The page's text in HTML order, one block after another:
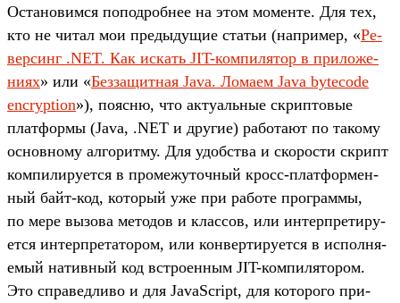
Ос­тановим­ся попод­робнее на этом момен­те. Для тех,
кто не читал мои пре­дыду­щие статьи (нап­ример, «Ре­
вер­синг .NET. Как искать JIT-ком­пилятор в при­ложе­
ниях» или «Без­защит­ная Java. Лома­ем Java bytecode
encryption»), пояс­ню, что акту­аль­ные скрип­товые
плат­формы (Java, .NET и дру­гие) работа­ют по такому
основно­му алго­рит­му. Для удобс­тва и ско­рос­ти скрипт
ком­пилиру­ется в про­межу­точ­ный кросс‑плат­формен­
ный байт‑код, который уже при работе прог­раммы,
по мере вызова методов и клас­сов, или интер­пре­тиру­
ется интер­пре­тато­ром, или кон­верти­рует­ся в исполня­
емый натив­ный код встро­енным JIT-ком­пилято­ром.
Это спра­вед­ливо и для JavaScript, для которо­го при­